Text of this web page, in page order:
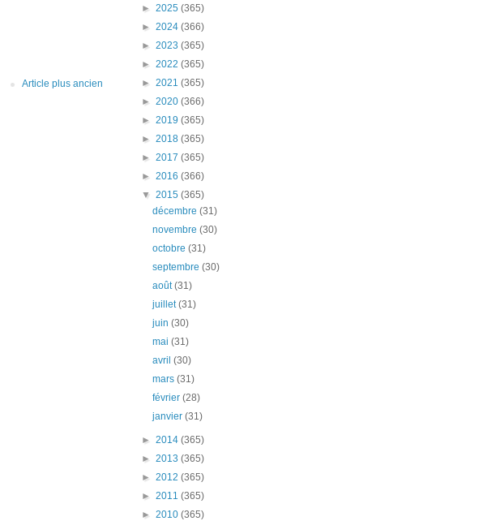
Article plus ancien
► 2025 (365)
► 2024 (366)
► 2023 (365)
► 2022 (365)
► 2021 (365)
► 2020 (366)
► 2019 (365)
► 2018 (365)
► 2017 (365)
► 2016 (366)
▼ 2015 (365)
décembre(31)
novembre(30)
octobre(31)
septembre(30)
août(31)
juillet(31)
juin(30)
mai(31)
avril(30)
mars(31)
février(28)
janvier(31)
► 2014 (365)
► 2013 (365)
► 2012 (365)
► 2011 (365)
► 2010 (365)